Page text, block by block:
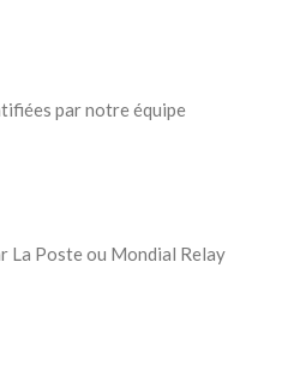
par notre équipe
La Poste ou Mondial Relay